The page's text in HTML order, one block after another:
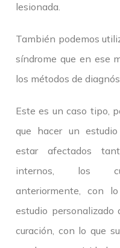
lesionada.
También podemos
síndrome que en ese
los métodos de
Este es un caso tipo,
que hacer un
estar afectados
internos, los
anteriormente, con
estudio
curación, con lo que